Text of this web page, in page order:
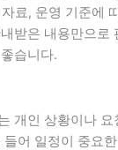
료, 운영 기준에
받은 내용만으로
습니다.
개인 상황이나
어 일정이 중요